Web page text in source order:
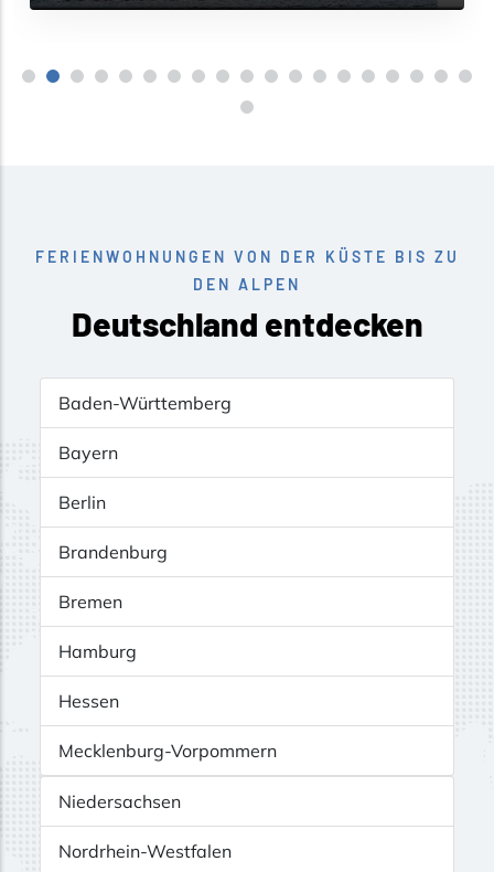
FERIENWOHNUNGEN VON DER KÜSTE BIS ZU
DEN ALPEN
Deutschland entdecken
Baden-Württemberg
Bayern
Berlin
Brandenburg
Bremen
Hamburg
Hessen
Mecklenburg-Vorpommern
Niedersachsen
Nordrhein-Westfalen